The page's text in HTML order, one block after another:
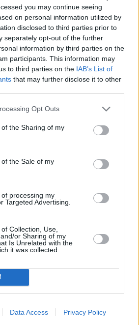
you may continue seeing
on personal information utilized by
disclosed to third parties prior to
separately opt-out of the further
information by third parties on the
participants. This information may
to third parties on the IAB’s List of
that may further disclose it to other
Opt Outs
the Sharing of my
the Sale of my
processing my
Targeted Advertising.
Collection, Use,
or Sharing of my
Is Unrelated with the
it was collected.
Data Access Privacy Policy
s.r.o. Jihlava • obsluha CNC strojů •
bonus 50.000 Kč • příspěvek na ubytování
s.r.o. Jihlava • CNC operátor• mzda
Kč • příspěvek na ubytování (Jihlava,
s.r.o. • montážní dělník • mzda 44.700
2.000 Kč (Jihlava, okres Jihlava)
s.r.o. Jihlava • práce ve skladu • mzda
bonus 50.000 Kč • ubytování (Jihlava, okres
terestrické a kabelové televizi, ©